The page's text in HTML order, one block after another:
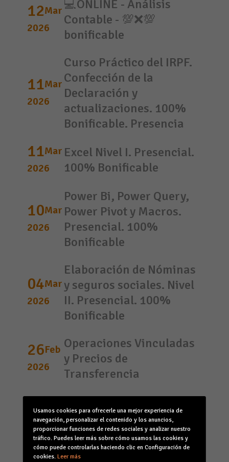
12Mar
2026
💻ONLINE - Análisis
Contable - 💯❌💯
bonificable
11Mar
2026
Curso Práctico del IRPF.
Confección de la
Declaración y
actualizaciones. 100%
Bonificable. Presencia
11Mar
2026
Excel Nivel I. Presencial.
100% Bonificable
10Mar
2026
Power Bi, Power Query,
Power Pivot y Macros.
Presencial. 100%
Bonificable
04Mar
2026
Elaboración de Nóminas
y seguros sociales. Nivel
II. Presencial. 100%
Bonificable
26Feb
2026
Operaciones Vinculadas
y Precios de
Transferencia
25Feb
2026
De Clientes a Fans: Crea
experiencias
memorables de servicio
Usamos cookies para ofrecerle una mejor experiencia de
navegación, personalizar el contenido y los anuncios,
proporcionar funciones de redes sociales y analizar nuestro
tráfico. Puedes leer más sobre cómo usamos las cookies y
cómo puede controlarlas haciendo clic en Configuración de
cookies. Leer más